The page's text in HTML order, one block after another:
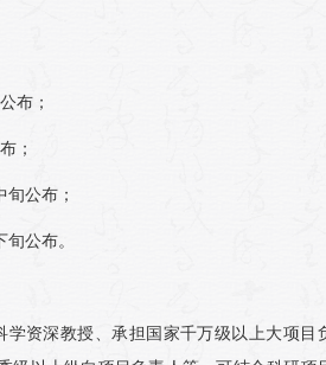
布；
；
公布；
公布。
学资深教授、承担国家千万级以上大项目